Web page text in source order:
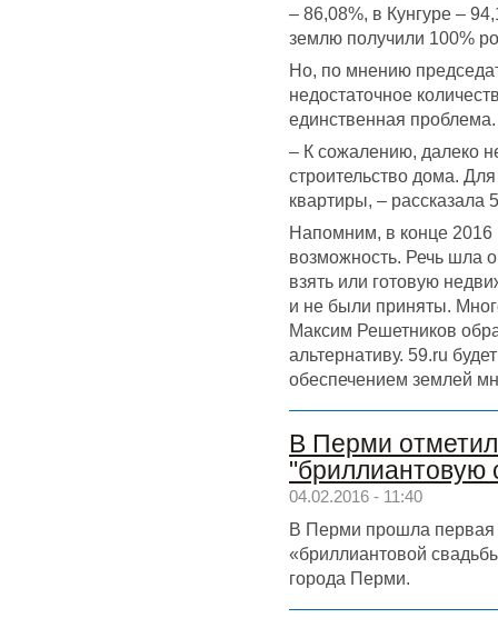
– 86,08%, в Кунгуре –
землю получили 100%
Но, по мнению
недостаточное
единственная проблема.
– К сожалению, далеко
строительство дома.
квартиры, –
Напомним, в конце 2016
возможность. Речь шла
взять или готовую
и не были приняты.
Максим Решетников
альтернативу. 59.ru
обеспечением землей
В Перми
"бриллиантовую
04.02.2016 - 11:40
В Перми прошла первая
«бриллиантовой
города Перми.